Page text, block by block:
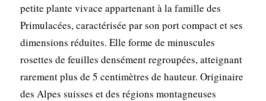
petite plante vivace appartenant à la famille des
Primulacées, caractérisée par son port compact et ses
dimensions réduites. Elle forme de minuscules
rosettes de feuilles densément regroupées, atteignant
rarement plus de 5 centimètres de hauteur. Originaire
des Alpes suisses et des régions montagneuses